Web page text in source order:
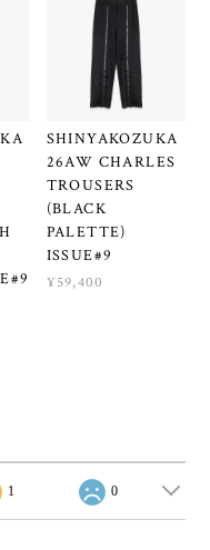
SHINYAKOZUKA
26AW CHARLES
TROUSERS
(BLACK
PALETTE)
ISSUE#9
¥59,400
1 0